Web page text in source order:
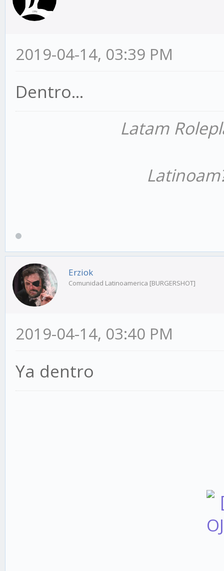
2019-04-14, 03:39 PM
Dentro...
Latam
Erziok
Comunidad Latinoamerica [BURGERSHOT]
2019-04-14, 03:40 PM
Ya dentro